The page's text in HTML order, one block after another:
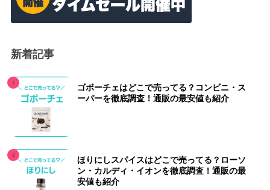
新着記事
ゴボーチェはどこで売ってる？コンビニ・ス
ーパーを徹底調査！通販の最安値も紹介
ほりにしスパイスはどこで売ってる？ローソ
ン・カルディ・イオンを徹底調査！通販の最
安値も紹介